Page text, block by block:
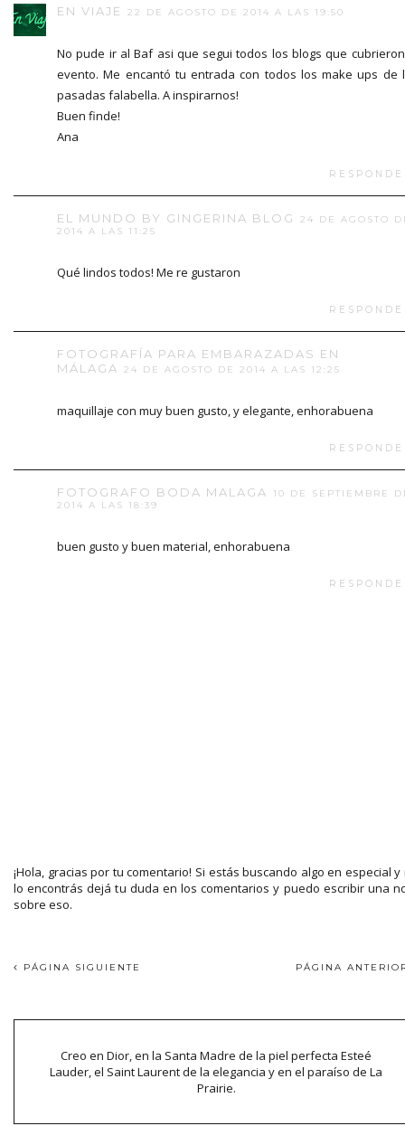
EN VIAJE 22 DE AGOSTO DE 2014 A LAS 19:50
No pude ir al Baf asi que segui todos los blogs que
evento. Me encantó tu entrada con todos los make ups de
pasadas falabella. A inspirarnos!
Buen finde!
Ana
EL MUNDO BY GINGERINA BLOG
24 DE AGOSTO
2014 A LAS 11:25
Qué lindos todos! Me re gustaron
FOTOGRAFÍA PARA EMBARAZADAS EN
MÁLAGA
24 DE AGOSTO DE 2014 A LAS 12:25
maquillaje con muy buen gusto, y elegante, enhorabuena
FOTOGRAFO BODA MALAGA
10 DE SEPTIEMBRE
2014 A LAS 18:39
buen gusto y buen material, enhorabuena
¡Hola, gracias por tu comentario! Si estás buscando algo en especial y
lo encontrás dejá tu duda en los comentarios y puedo escribir una
sobre eso.
PÁGINA SIGUIENTE PÁGINA
Creo en Dior, en la Santa Madre de la piel perfecta Esteé
Lauder, el Saint Laurent de la elegancia y en el paraíso de La
Prairie.